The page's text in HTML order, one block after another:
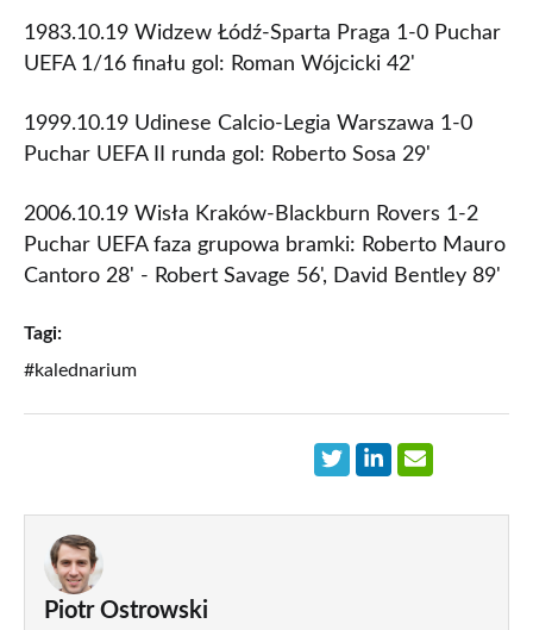
1983.10.19 Widzew Łódź-Sparta Praga 1-0 Puchar
UEFA 1/16 finału gol: Roman Wójcicki 42'
1999.10.19 Udinese Calcio-Legia Warszawa 1-0
Puchar UEFA II runda gol: Roberto Sosa 29'
2006.10.19 Wisła Kraków-Blackburn Rovers 1-2
Puchar UEFA faza grupowa bramki: Roberto Mauro
Cantoro 28' - Robert Savage 56', David Bentley 89'
Tagi:
#kalednarium
Piotr Ostrowski